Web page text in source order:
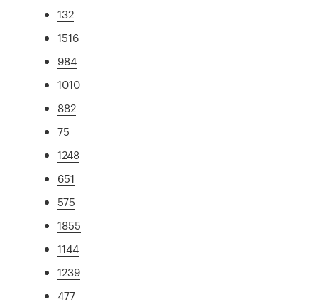
132
1516
984
1010
882
75
1248
651
575
1855
1144
1239
477